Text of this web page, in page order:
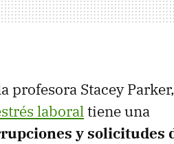
profesora Stacey Parker,
laboral tiene una
y solicitudes